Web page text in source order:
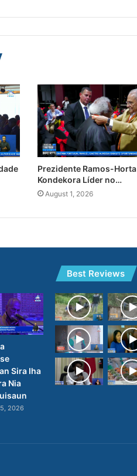
Prezidente Ramos-Horta
Kondekora Líder no…
August 1, 2026
Sira Iha
Nia
2026
Best Reviews